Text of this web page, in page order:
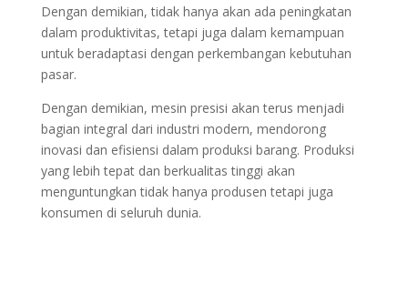
Dengan demikian, tidak hanya akan ada peningkatan
dalam produktivitas, tetapi juga dalam kemampuan
untuk beradaptasi dengan perkembangan kebutuhan
pasar.
Dengan demikian, mesin presisi akan terus menjadi
bagian integral dari industri modern, mendorong
inovasi dan efisiensi dalam produksi barang. Produksi
yang lebih tepat dan berkualitas tinggi akan
menguntungkan tidak hanya produsen tetapi juga
konsumen di seluruh dunia.